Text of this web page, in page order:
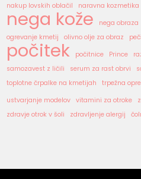
nakup lovskih oblačil
naravna kozmetika
nega kože nega obraza
ogrevanje kmetij olivno olje za obraz
počitek počitnice Prince
samozavest z ličili
serum za rast obrvi
toplotne črpalke na kmetijah
trpežna
ustvarjanje modelov
vitamini za otroke
zdravje otrok v šoli zdravljenje alergij